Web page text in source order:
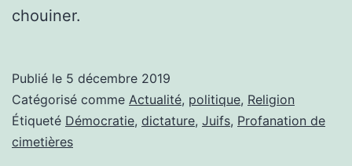
chouiner.
Publié le 5 décembre 2019
Catégorisé comme Actualité, politique, Religion
Étiqueté Démocratie, dictature, Juifs, Profanation de
cimetières